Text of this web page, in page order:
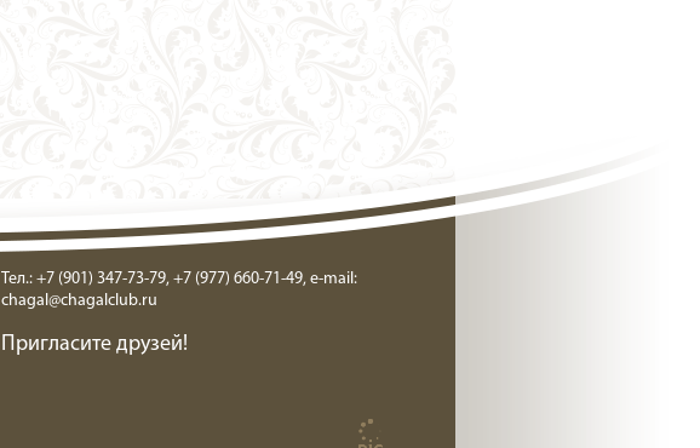
Тел.: +7 (901) 347-73-79, +7 (977) 660-71-49, e-mail:
chagal@chagalclub.ru
Пригласите друзей!